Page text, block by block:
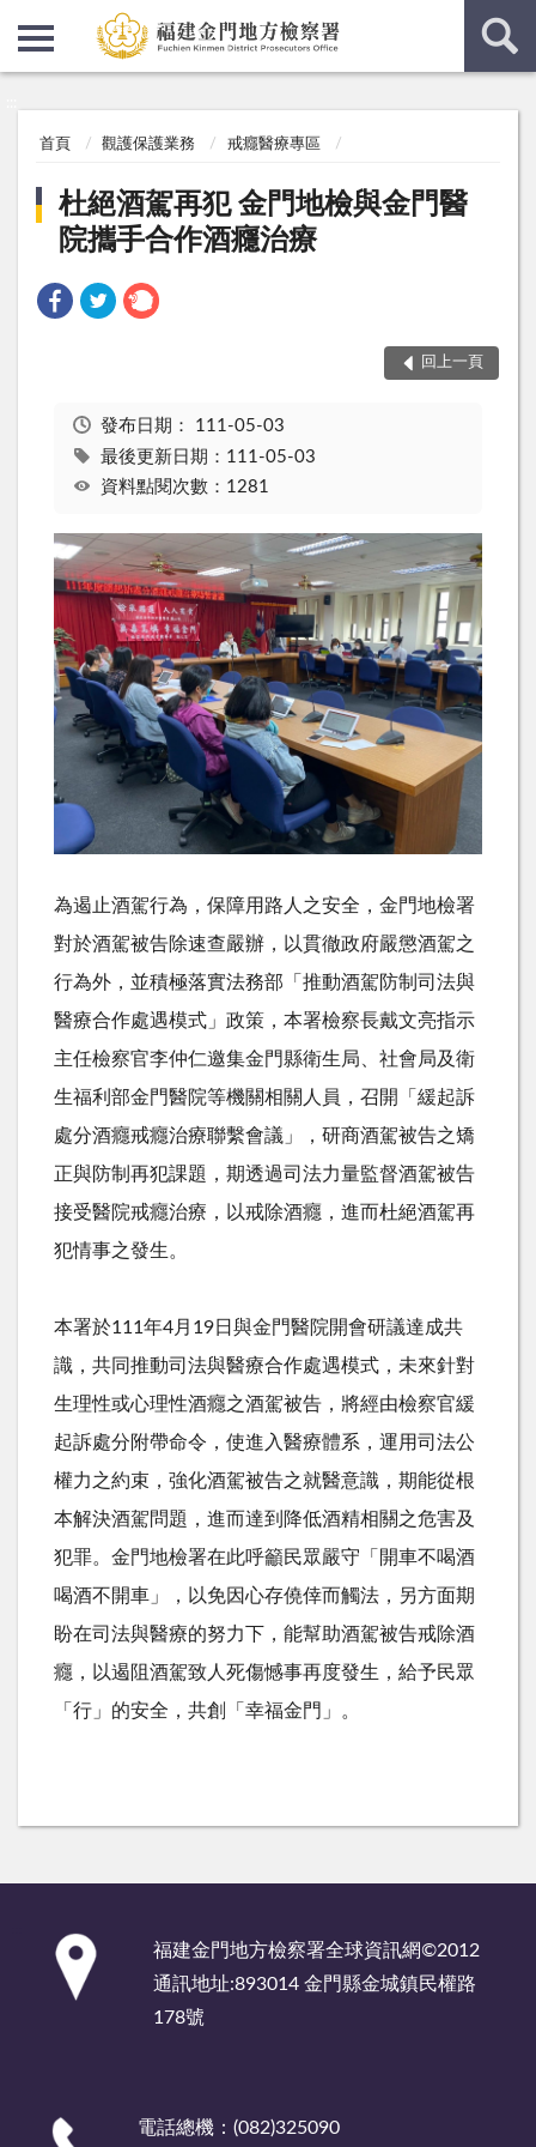
首頁 觀護保護業務 戒癮醫療專區
杜絕酒駕再犯 金門地檢與金門醫
院攜手合作酒癮治療
回上一頁
發布日期： 111-05-03
最後更新日期：111-05-03
資料點閱次數：1281
為遏止酒駕行為，保障用路人之安全，金門地檢署
對於酒駕被告除速查嚴辦，以貫徹政府嚴懲酒駕之
行為外，並積極落實法務部「推動酒駕防制司法與
醫療合作處遇模式」政策，本署檢察長戴文亮指示
主任檢察官李仲仁邀集金門縣衛生局、社會局及衛
生福利部金門醫院等機關相關人員，召開「緩起訴
處分酒癮戒癮治療聯繫會議」，研商酒駕被告之矯
正與防制再犯課題，期透過司法力量監督酒駕被告
接受醫院戒癮治療，以戒除酒癮，進而杜絕酒駕再
犯情事之發生。
本署於111 年4月 19日與金門醫院開會研議達成共
識，共同推動司法與醫療合作處遇模式，未來針對
生理性或心理性酒癮之酒駕被告，將經由檢察官緩
起訴處分附帶命令，使進入醫療體系，運用司法公
權力之約束，強化酒駕被告之就醫意識，期能從根
本解決酒駕問題，進而達到降低酒精相關之危害及
犯罪。金門地檢署在此呼籲民眾嚴守「 開車不喝酒
喝酒不開車」，以免因心存僥倖而觸法，另方面期
盼在司法與醫療的努力下，能幫助酒駕被告戒除酒
癮，以遏阻酒駕致人死傷憾事再度發生，給予民眾
「行」的安全，共創「幸福金門」。
福建金門地方檢察署全球資訊網©2012
通訊地址:893014 金門縣金城鎮民權路
178號
電話總機：(082)325090